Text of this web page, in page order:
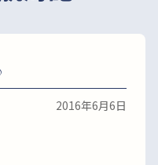
2016年6月6日